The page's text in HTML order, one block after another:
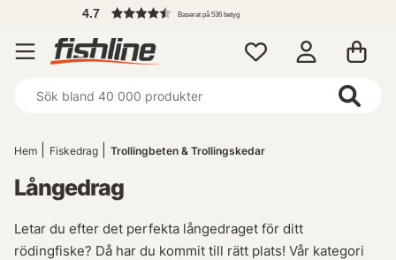
4.7 Baserat på 536 betyg
Hem Fiskedrag Trollingbeten & Trollingskedar
Långedrag
Letar du efter det perfekta långedraget för ditt
rödingfiske? Då har du kommit till rätt plats! Vår kategori